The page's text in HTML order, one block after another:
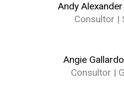
Andy
Consultor |
Angie
Consultor |